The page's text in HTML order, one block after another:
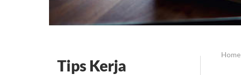
Tips Kerja
Home